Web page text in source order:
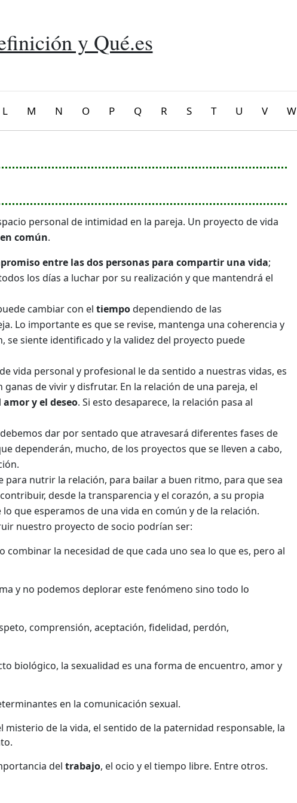
y Qué.es
L M N O P Q R S T U V W
personal de intimidad en la pareja. Un proyecto de vida
común.
entre las dos personas para compartir una vida;
los días a luchar por su realización y que mantendrá el
cambiar con el tiempodependiendo de las
Lo importante es que se revise, mantenga una coherencia y
se siente identificado y la validez del proyecto puede
vida personal y profesional le da sentido a nuestras vidas, es
de vivir y disfrutar. En la relación de una pareja, el
amor y el deseo. Si esto desaparece, la relación pasa al
dar por sentado que atravesará diferentes fases de
dependerán, mucho, de los proyectos que se lleven a cabo,
nutrir la relación, para bailar a buen ritmo, para que sea
desde la transparencia y el corazón, a su propia
que esperamos de una vida en común y de la relación.
nuestro proyecto de socio podrían ser:
combinar la necesidad de que cada uno sea lo que es, pero al
y no podemos deplorar este fenómeno sino todo lo
comprensión, aceptación, fidelidad, perdón,
biológico, la sexualidad es una forma de encuentro, amor y
en la comunicación sexual.
misterio de la vida, el sentido de la paternidad responsable, la
del trabajo, el ocio y el tiempo libre. Entre otros.